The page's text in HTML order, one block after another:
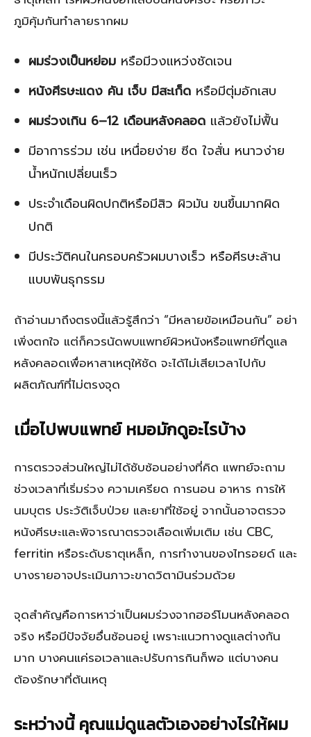
ภูมิคุ้มกันทำลายรากผม
ผมร่วงเป็นหย่อม หรือมีวงแหว่งชัดเจน
หนังศีรษะแดง คัน เจ็บ มีสะเก็ด หรือมีตุ่มอักเสบ
ผมร่วงเกิน 6–12 เดือนหลังคลอด แล้วยังไม่ฟื้น
มีอาการร่วม เช่น เหนื่อยง่าย ซีด ใจสั่น หนาวง่าย
น้ำหนักเปลี่ยนเร็ว
ประจำเดือนผิดปกติหรือมีสิว ผิวมัน ขนขึ้นมากผิด
ปกติ
มีประวัติคนในครอบครัวผมบางเร็ว หรือศีรษะล้าน
แบบพันธุกรรม
ถ้าอ่านมาถึงตรงนี้แล้วรู้สึกว่า “มีหลายข้อเหมือนกัน” อย่า
เพิ่งตกใจ แต่ก็ควรนัดพบแพทย์ผิวหนังหรือแพทย์ที่ดูแล
หลังคลอดเพื่อหาสาเหตุให้ชัด จะได้ไม่เสียเวลาไปกับ
ผลิตภัณฑ์ที่ไม่ตรงจุด
เมื่อไปพบแพทย์ หมอมักดูอะไรบ้าง
การตรวจส่วนใหญ่ไม่ได้ซับซ้อนอย่างที่คิด แพทย์จะถาม
ช่วงเวลาที่เริ่มร่วง ความเครียด การนอน อาหาร การให้
นมบุตร ประวัติเจ็บป่วย และยาที่ใช้อยู่ จากนั้นอาจตรวจ
หนังศีรษะและพิจารณาตรวจเลือดเพิ่มเติม เช่น CBC,
ferritin หรือระดับธาตุเหล็ก, การทำงานของไทรอยด์ และ
บางรายอาจประเมินภาวะขาดวิตามินร่วมด้วย
จุดสำคัญคือการหาว่าเป็นผมร่วงจากฮอร์โมนหลังคลอด
จริง หรือมีปัจจัยอื่นซ้อนอยู่ เพราะแนวทางดูแลต่างกัน
มาก บางคนแค่รอเวลาและปรับการกินก็พอ แต่บางคน
ต้องรักษาที่ต้นเหตุ
ระหว่างนี้ คุณแม่ดูแลตัวเองอย่างไรให้ผม